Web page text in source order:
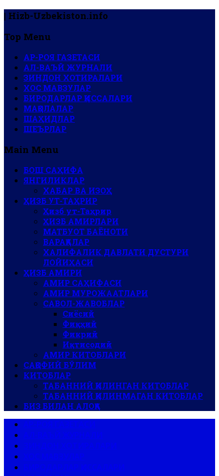
| Hizb-Uzbekiston.info
Top Menu
АР-РОЯ ГАЗЕТАСИ
АЛ-ВАЪЙ ЖУРНАЛИ
ЗИНДОН ХОТИРАЛАРИ
ХОС МАВЗУЛАР
БИРОДАРЛАР ҚИССАЛАРИ
МАҚОЛАЛАР
ШАҲИДЛАР
ШЕЪРЛАР
Main Menu
БОШ САҲИФА
ЯНГИЛИКЛАР
ХАБАР ВА ИЗОҲ
ҲИЗБ УТ-ТАҲРИР
Ҳизб ут-Таҳрир
ҲИЗБ АМИРЛАРИ
МАТБУОТ БАЁНОТИ
ВАРАҚАЛАР
ХАЛИФАЛИК ДАВЛАТИ ДУСТУРИ
ЛОЙИҲАСИ
ҲИЗБ АМИРИ
АМИР САҲИФАСИ
АМИР МУРОЖААТЛАРИ
САВОЛ-ЖАВОБЛАР
Сиёсий
Фиқҳий
Фикрий
Иқтисодий
АМИР КИТОБЛАРИ
САҚОФИЙ БЎЛИМ
КИТОБЛАР
ТАБАННИЙ ҚИЛИНГАН КИТОБЛАР
ТАБАННИЙ ҚИЛИНМАГАН КИТОБЛАР
БИЗ БИЛАН АЛОҚА